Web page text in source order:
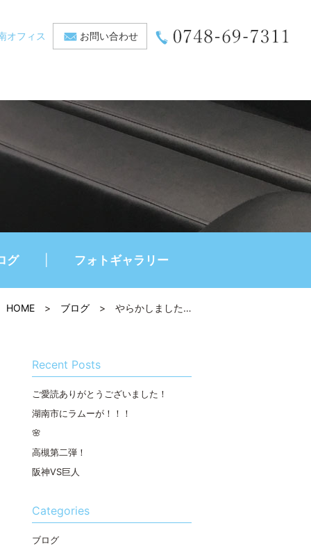
オフィス お問い合わせ
グ フォトギャラリー
HOME > ブログ > やらかしました…
Recent Posts
ご愛読ありがとうございました！
湖南市にラムーが！！！
🌸
高槻第二弾！
阪神VS巨人
Categories
ブログ